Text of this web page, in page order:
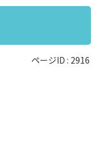
ページID : 2916